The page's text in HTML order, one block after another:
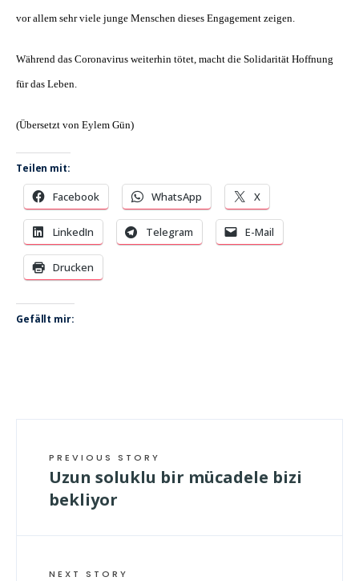
vor allem sehr viele junge Menschen dieses Engagement zeigen.
Während das Coronavirus weiterhin tötet, macht die Solidarität Hoffnung
für das Leben.
(Übersetzt von Eylem Gün)
Teilen mit:
Facebook WhatsApp X
LinkedIn Telegram E-Mail
Drucken
Gefällt mir:
PREVIOUS STORY
Uzun soluklu bir mücadele bizi
bekliyor
NEXT STORY